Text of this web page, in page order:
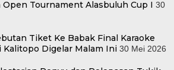
Open Tournament Alasbuluh Cup I 30
Tiket Ke Babak Final Karaoke
Kalitopo Digelar Malam Ini 30 Mei 2026